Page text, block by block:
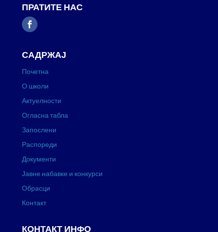
ПРАТИТЕ НАС
САДРЖАЈ
Почетна
О школи
Актуелности
Огласна табла
Запослени
Распореди
Документи
Јавне набавке и конкурси
Обрасци
Контакт
КОНТАКТ ИНФО